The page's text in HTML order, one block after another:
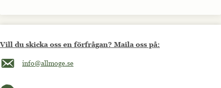
Vill du skicka oss en förfrågan? Maila oss på:
Maila oss på info@allmoge.se
info@allmoge.se